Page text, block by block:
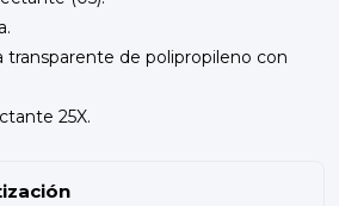
transparente de polipropileno con
25X.